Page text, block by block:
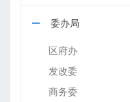
委办局
区府办
发改委
商务委